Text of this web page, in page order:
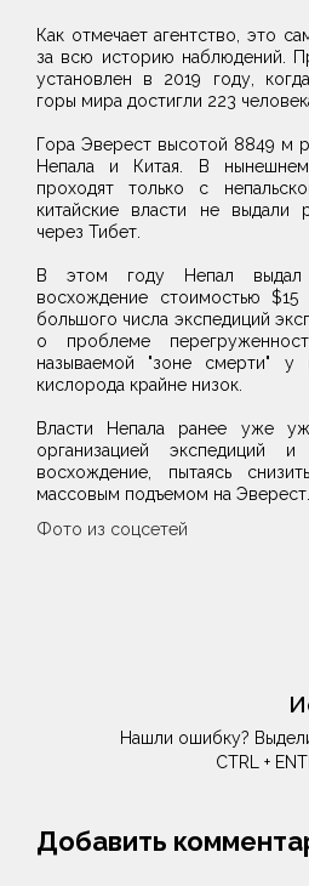
Как отмечает агентство, это
за всю историю наблюдений.
установлен в 2019 году,
горы мира достигли 223
Гора Эверест высотой 8849 м
Непала и Китая. В
проходят только с
китайские власти не выдали
через Тибет.
В этом году Непал выдал
восхождение стоимостью
большого числа экспедиций
о проблеме
называемой "зоне смерти" у
кислорода крайне низок.
Власти Непала ранее уже
организацией экспедиций
восхождение, пытаясь
массовым подъемом на Эверест.
Фото из соцсетей
Нашли ошибку?
CTRL +
Добавить